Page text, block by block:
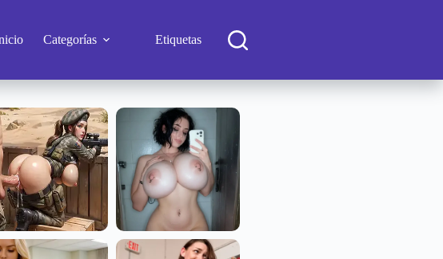
Categorías Etiquetas